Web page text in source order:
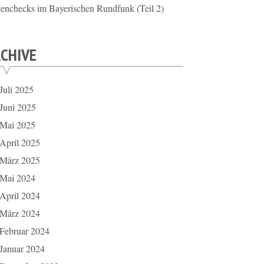
im Bayerischen Rundfunk (Teil 2)
Juli 2025
Juni 2025
Mai 2025
April 2025
März 2025
Mai 2024
April 2024
März 2024
Februar 2024
Januar 2024